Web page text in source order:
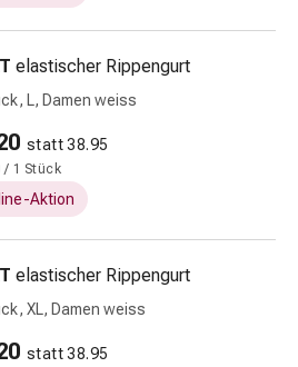
elastischer Rippengurt
L, Damen weiss
statt 38.95
/ 1 Stück
Aktion
elastischer Rippengurt
XL, Damen weiss
statt 38.95